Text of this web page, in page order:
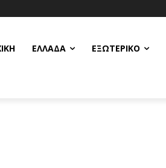
ΕΛΛΆΔΑ ΕΞΩΤΕΡΙΚΌ